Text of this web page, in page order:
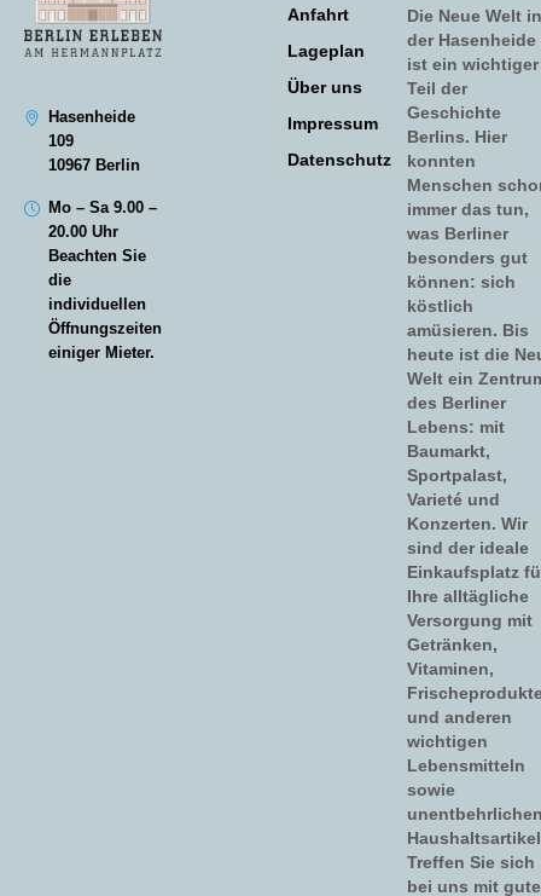
Hasenheide
109
10967 Berlin
Mo – Sa 9.00 –
20.00 Uhr
Beachten Sie
die
individuellen
Öffnungszeiten
einiger Mieter.
Anfahrt
Lageplan
Über uns
Impressum
Datenschutz
Die Neue Welt in
der Hasenheide
ist ein wichtiger
Teil der
Geschichte
Berlins. Hier
konnten
Menschen
immer das tun,
was Berliner
besonders gut
können: sich
köstlich
amüsieren. Bis
heute ist die
Welt ein
des Berliner
Lebens: mit
Baumarkt,
Sportpalast,
Varieté und
Konzerten. Wir
sind der ideale
Einkaufsplatz
Ihre alltägliche
Versorgung mit
Getränken,
Vitaminen,
und anderen
wichtigen
Lebensmitteln
sowie
Treffen Sie sich
bei uns mit